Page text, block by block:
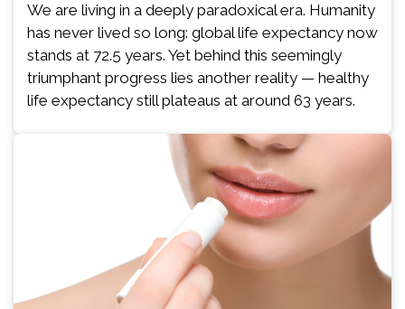
We are living in a deeply paradoxical era. Humanity
has never lived so long: global life expectancy now
stands at 72.5 years. Yet behind this seemingly
triumphant progress lies another reality — healthy
life expectancy still plateaus at around 63 years.